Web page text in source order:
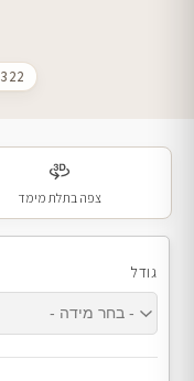
322 חוות דעת
צפה בתלת מימד
גודל